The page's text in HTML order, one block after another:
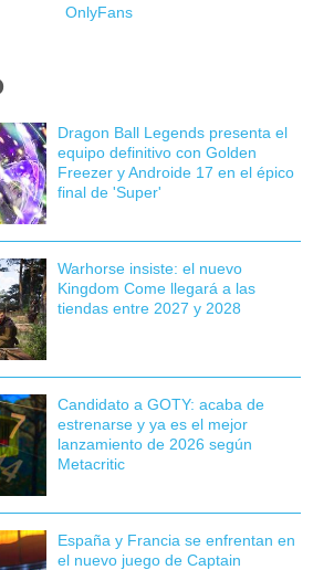
OnlyFans
Dragon Ball Legends presenta el
equipo definitivo con Golden
Freezer y Androide 17 en el épico
final de 'Super'
Warhorse insiste: el nuevo
Kingdom Come llegará a las
tiendas entre 2027 y 2028
Candidato a GOTY: acaba de
estrenarse y ya es el mejor
lanzamiento de 2026 según
Metacritic
España y Francia se enfrentan en
el nuevo juego de Captain